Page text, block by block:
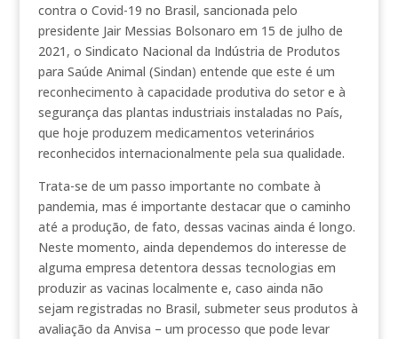
contra o Covid-19 no Brasil, sancionada pelo
presidente Jair Messias Bolsonaro em 15 de julho de
2021, o Sindicato Nacional da Indústria de Produtos
para Saúde Animal (Sindan) entende que este é um
reconhecimento à capacidade produtiva do setor e à
segurança das plantas industriais instaladas no País,
que hoje produzem medicamentos veterinários
reconhecidos internacionalmente pela sua qualidade.
Trata-se de um passo importante no combate à
pandemia, mas é importante destacar que o caminho
até a produção, de fato, dessas vacinas ainda é longo.
Neste momento, ainda dependemos do interesse de
alguma empresa detentora dessas tecnologias em
produzir as vacinas localmente e, caso ainda não
sejam registradas no Brasil, submeter seus produtos à
avaliação da Anvisa – um processo que pode levar